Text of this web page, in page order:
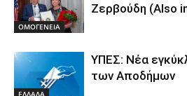
ΟΜΟΓΕΝΕΙΑ
Ζερβούδη (Also
ΕΛΛΑΔΑ
ΥΠΕΣ: Νέα
των Αποδήμων